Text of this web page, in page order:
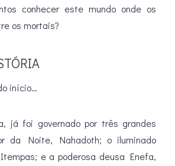
conhecer este mundo onde os
os mortais?
início…
já foi governado por três grandes
da Noite, Nahadoth; o iluminado
e a poderosa deusa Enefa,